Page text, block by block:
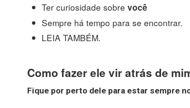
Ter curiosidade sobre você
Sempre há tempo para se encontrar.
LEIA TAMBÉM.
Como fazer ele vir atrás de
Fique por perto dele para estar sempre